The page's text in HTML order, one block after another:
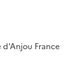
d'Anjou France